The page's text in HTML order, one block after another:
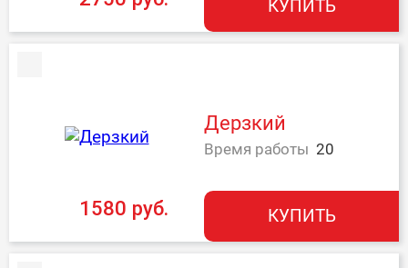
КУПИТЬ
Дерзкий
Время работы 20
1580 руб. КУПИТЬ